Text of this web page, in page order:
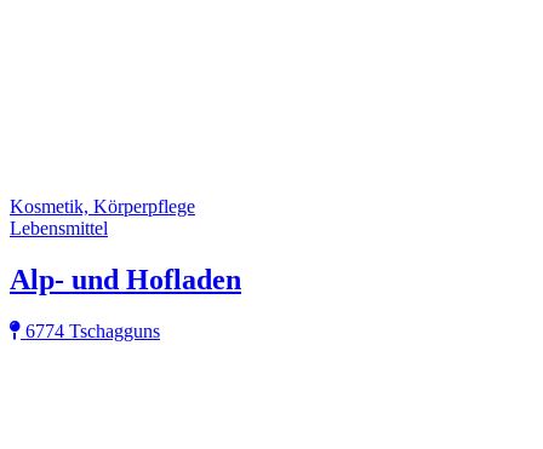
Kosmetik, Körperpflege
Lebensmittel
Alp- und Hofladen
6774 Tschagguns